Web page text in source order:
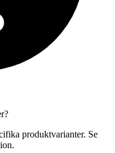
produktvarianter. Se